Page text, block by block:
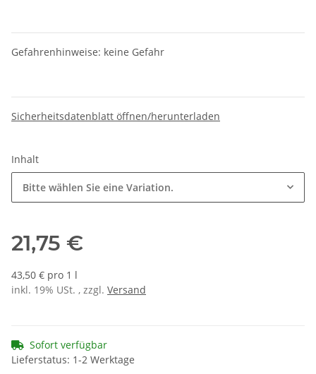
Gefahrenhinweise: keine Gefahr
Sicherheitsdatenblatt öffnen/herunterladen
Inhalt
Bitte wählen Sie eine Variation.
21,75 €
43,50 € pro 1 l
inkl. 19% USt. , zzgl. Versand
Sofort verfügbar
Lieferstatus: 1-2 Werktage